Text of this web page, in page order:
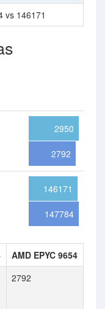
vs 146171
2950
2792
146171
147784
AMD EPYC 9654
2792